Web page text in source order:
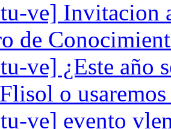
ve] Invitacion
de
ve] ¿Este año
o
ve] evento